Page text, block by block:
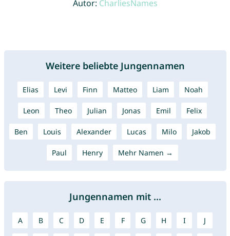
Autor: CharliesNames
Weitere beliebte Jungennamen
Elias Levi Finn Matteo Liam Noah
Leon Theo Julian Jonas Emil Felix
Ben Louis Alexander Lucas Milo Jakob
Paul Henry Mehr Namen →
Jungennamen mit ...
A B C D E F G H I J